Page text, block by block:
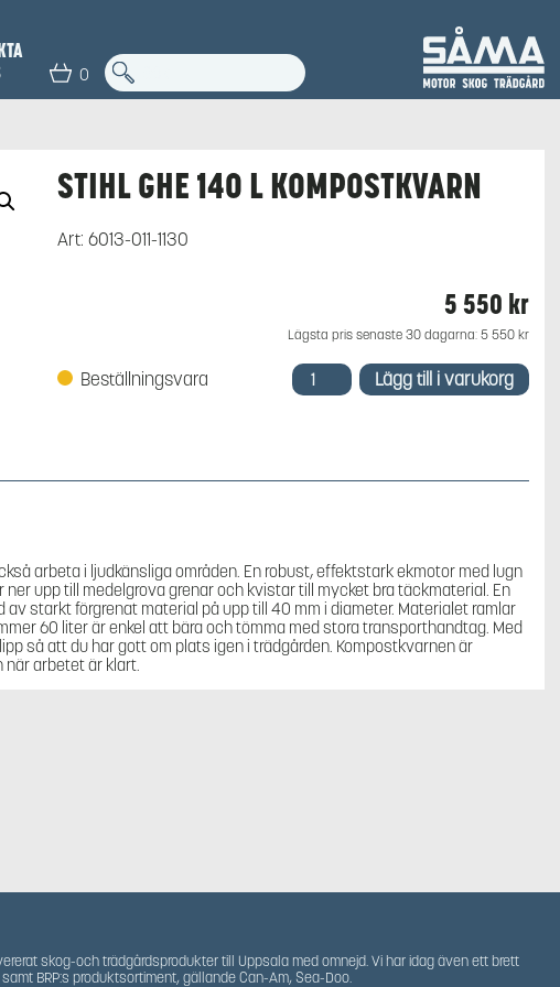
0
STIHL GHE 140 L KOMPOSTKVARN
Art:6013-011-1130
5 550 kr
Lägsta pris senaste 30 dagarna: 5 550 kr
Beställningsvara STIHL
GHE
mängd
Lägg till i varukorg
arbeta i ljudkänsliga områden. En robust, effektstark ekmotor med lugn
upp till medelgrova grenar och kvistar till mycket bra täckmaterial. En
starkt förgrenat material på upp till 40 mm i diameter. Materialet ramlar
60 liter är enkel att bära och tömma med stora transporthandtag. Med
så att du har gott om plats igen i trädgården. Kompostkvarnen är
arbetet är klart.
skog-och trädgårdsprodukter till Uppsala med omnejd. Vi har idag även ett brett
BRP:s produktsortiment, gällande Can-Am, Sea-Doo.